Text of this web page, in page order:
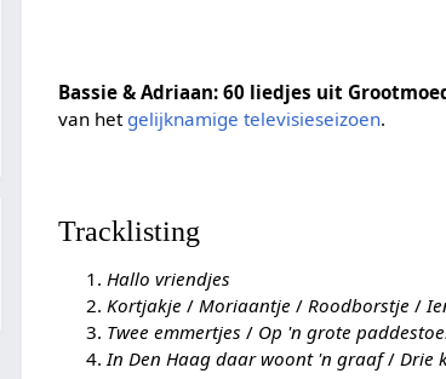
Bassie & Adriaan: 60 liedjes uit
van het gelijknamige televisieseizoen.
Tracklisting
Hallo vriendjes
Kortjakje / Moriaantje / Roodborstje /
Twee emmertjes / Op 'n grote
In Den Haag daar woont 'n graaf/ Drie